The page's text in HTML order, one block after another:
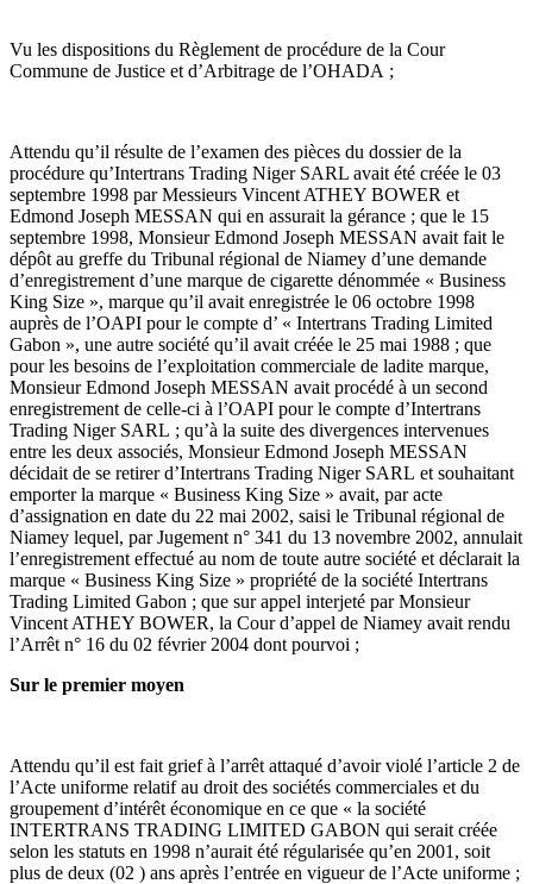
Vu les dispositions du Règlement de procédure de la Cour
Commune de Justice et d’Arbitrage de l’OHADA ;
Attendu qu’il résulte de l’examen des pièces du dossier de la
procédure qu’Intertrans Trading Niger SARL avait été créée le 03
septembre 1998 par Messieurs Vincent ATHEY BOWER et
Edmond Joseph MESSAN qui en assurait la gérance ; que le 15
septembre 1998, Monsieur Edmond Joseph MESSAN avait fait le
dépôt au greffe du Tribunal régional de Niamey d’une demande
d’enregistrement d’une marque de cigarette dénommée « Business
King Size », marque qu’il avait enregistrée le 06 octobre 1998
auprès de l’OAPI pour le compte d’ « Intertrans Trading Limited
Gabon », une autre société qu’il avait créée le 25 mai 1988 ; que
pour les besoins de l’exploitation commerciale de ladite marque,
Monsieur Edmond Joseph MESSAN avait procédé à un second
enregistrement de celle-ci à l’OAPI pour le compte d’Intertrans
Trading Niger SARL ; qu’à la suite des divergences intervenues
entre les deux associés, Monsieur Edmond Joseph MESSAN
décidait de se retirer d’Intertrans Trading Niger SARL et souhaitant
emporter la marque « Business King Size » avait, par acte
d’assignation en date du 22 mai 2002, saisi le Tribunal régional de
Niamey lequel, par Jugement n° 341 du 13 novembre 2002, annulait
l’enregistrement effectué au nom de toute autre société et déclarait la
marque « Business King Size » propriété de la société Intertrans
Trading Limited Gabon ; que sur appel interjeté par Monsieur
Vincent ATHEY BOWER, la Cour d’appel de Niamey avait rendu
l’Arrêt n° 16 du 02 février 2004 dont pourvoi ;
Sur le premier moyen
Attendu qu’il est fait grief à l’arrêt attaqué d’avoir violé l’article 2 de
l’Acte uniforme relatif au droit des sociétés commerciales et du
groupement d’intérêt économique en ce que « la société
INTERTRANS TRADING LIMITED GABON qui serait créée
selon les statuts en 1998 n’aurait été régularisée qu’en 2001, soit
plus de deux (02 ) ans après l’entrée en vigueur de l’Acte uniforme ;